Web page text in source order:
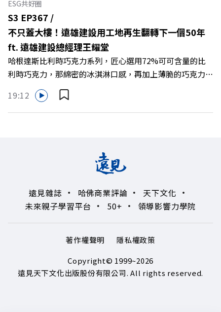
綁落實百年傳承？ 🔺高雄專區滿一週年！如何打造在地財
富生態系？ 主持人／遠見雜誌總編輯 林讓均 與談人／遠見
雜誌資深主編 廖君雅 +++++ 💰更多專題導覽
>>https://www.gvm.com.tw/topic/2355 🫧清除腦袋的盲
點，也順手理清生活的雜亂。 點開看質感養成術>>
https://gvmkt.pse.is/9al3px ✨關注《遠見》更多的社群：
LINE：https://reurl.cc/A4ELQp IG：
https://bit.ly/3AjBWNV YT：https://bit.ly/38jNi9k
ESG共好圈
S3 EP367 /
不只蓋大樓！遠雄建設用工地再生翻轉下一個50年
ft. 遠雄建設總經理王耀堂
哈根達斯比利時巧克力系列，匠心選用72%可可含量的比
利時巧克力，那綿密的冰淇淋口感，再加上薄脆的巧克力脆
片，苦甜交織，完美呈現黑巧克力的濃郁香醇，是專屬成熟
大人系的奢華風味。 https://fstry.pse.is/9byecv —— 以上
為 Firstory Podcast 廣告 —— 在氣候變遷、淨零轉型與高
來建築中大放異彩？ 本集《遠見ON AIR》邀請到遠雄建設
總經理王耀堂，帶你解析遠雄如何打造出兼顧品牌信任與環
何轉型為長期品牌信任？ 🔺滿意度不到二成的「垃圾總
部」？空間改造如何徹底翻轉企業DNA 🔺當循環建材走向
精緻化！24樓高滿意度的「永續美學」實踐 🔺改寫建材生
遠見雜誌副社長兼遠見智庫總編輯 李建興 與談人／遠雄建
設總經理 王耀堂 +++++ 🫧清除腦袋的盲點，也順手理清
生活的雜亂。 點開看質感養成術>>
19:12
遠見雜誌 哈佛商業評論
天下文化
未來親子學習平台
50+ 領導影響力學院
著作權聲明
隱私權政策
Copyright© 1999~2026
遠見天下文化出版股份有限公司. All rights reserved.